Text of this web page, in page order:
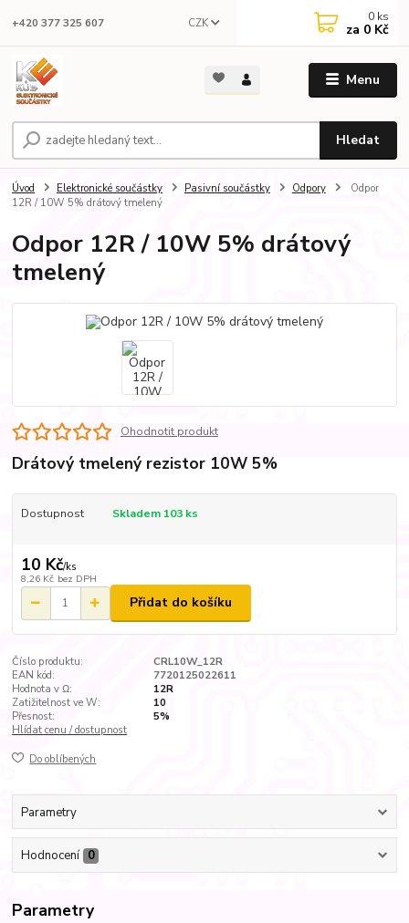
Menu
CZK
Hledat
+420 377 325 607 0 ks
za 0 Kč
Úvod Elektronické součástky Pasivní součástky Odpory
Odpor
12R / 10W 5% drátový tmelený
Odpor 12R / 10W 5% drátový
tmelený
Ohodnotit produkt
Drátový tmelený rezistor 10W 5%
Dostupnost Skladem 103 ks
10 Kč/ks
8,26 Kč bez DPH
Přidat do košíku
Číslo produktu:
CRL10W_12R
EAN kód:
7720125022611
Hodnota v Ω:
12R
Zatižitelnost ve W:
10
Přesnost:
5%
Hlídat cenu / dostupnost
Do oblíbených
Parametry
Hodnocení 0
Parametry